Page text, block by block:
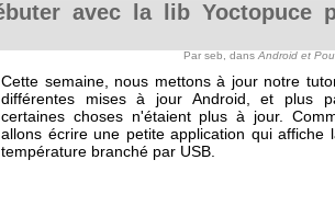
avec la lib Yoctopuce
Par seb, dans Android et
Cette semaine, nous mettons à jour notre
différentes mises à jour Android, et plus
certaines choses n'étaient plus à jour.
allons écrire une petite application qui affiche
température branché par USB.